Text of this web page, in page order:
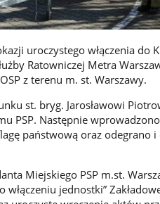
uroczystego włączenia do
Ratowniczej Metra
z terenu m. st. Warszawy.
st. bryg. Jarosławowi
PSP. Następnie
państwową oraz odegrano
Miejskiego PSP m.st.
jednostki”